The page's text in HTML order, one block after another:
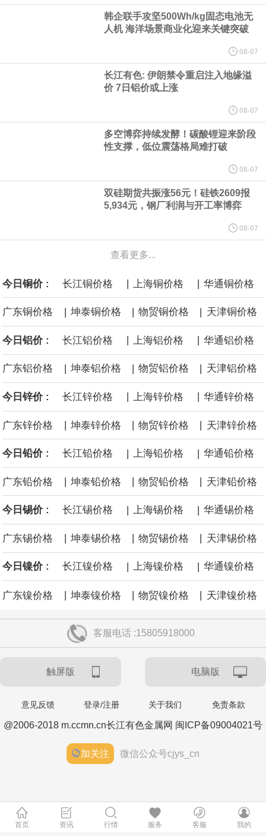
言”，他对赫格塞思所做的工作“非常满意”。
据报道，威刚近日在法说会上表示，在需求增加、价格走高及货源
稳定的三大有利因素带动下，预期第3季度营运将优于第2季度，并
进一步扩大全年营运成果。
美国国会预算办公室（CBO）于当地时间5日发布报告称，美国海军
计划建造的15艘核动力“特朗普级”（Trump-class）战列舰，从研发
到采购的总费用可能高达2750亿美元，为美国有史以来最昂贵的水
面战舰项目之一。 根据CBO的初步估算，首舰造价约234亿美元，
后续14艘平均每艘约180亿美元。
黄金价格有望录得自今年1月以来最大单周涨幅。油价走弱为金价提
供支撑，同时投资者正等待美国非农就业数据，以寻找美国利率前
景的线索。StoneX高级分析师马特·辛普森表示，中东和平前景改善
令市场通胀预期下降，推动黄金价格从此前持续数周、位于4000美
元上方的盘整区间中进一步上涨。
必和必拓港口联合工会：必和必拓西澳大利亚铁矿石业务的工人已
通知，将于8月9日实施24小时停工。
韩企联手攻坚500Wh/kg固态电池无
人机 海洋场景商业化迎来关键突破
08-07
长江有色: 伊朗禁令重启注入地缘溢
价 7日铝价或上涨
08-07
多空博弈持续发酵！碳酸锂迎来阶段
性支撑，低位震荡格局难打破
08-07
双硅期货共振涨56元！硅铁2609报
5,934元，钢厂利润与开工率博弈
08-07
查看更多...
今日铜价 : 长江铜价格 | 上海铜价格 | 华通铜价格
广东铜价格 | 坤泰铜价格 | 物贸铜价格 | 天津铜价格
今日铝价 : 长江铝价格 上海铝价格 华通铝价格
广东铝价格 | 坤泰铝价格 | 物贸铝价格 | 天津铝价格
今日锌价 : 长江锌价格 上海锌价格 华通锌价格
广东锌价格 | 坤泰锌价格 | 物贸锌价格 | 天津锌价格
今日铅价 : 长江铅价格 | 上海铅价格 | 华通铅价格
广东铅价格 坤泰铅价格 物贸铅价格 天津铅价格
今日锡价 : 长江锡价格 | 上海锡价格 | 华通锡价格
广东锡价格 坤泰锡价格 物贸锡价格 天津锡价格
今日镍价 : 长江镍价格 | 上海镍价格 | 华通镍价格
广东镍价格 | 坤泰镍价格 | 物贸镍价格 | 天津镍价格
客服电话 :15805918000
触屏版 电脑版
意见反馈 登录/注册 关于我们 免责条款
@2006-2018 m.ccmn.cn长江有色金属网 闽ICP备09004021号
加关注 微信公众号cjys_cn
首页 资讯 行情 服务 客服 我的